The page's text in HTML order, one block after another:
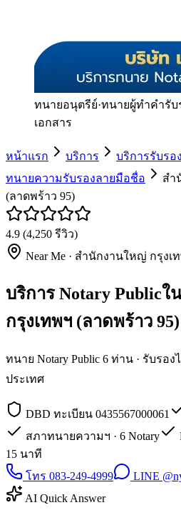
ทนายอนุตรีย์·ทนายผู้ทำคำรับ
เอกสาร
หน้าแรก บริการ
บริการรับรอ
ทนายความรับรองลายมือชื่อ
สำ
(ลาดพร้าว 95)
4.9 (4,250 รีวิว)
Near Me · สำนักงานใหญ่ กรุงเ
บริการ Notary Public
กรุงเทพฯ (ลาดพร้าว 95)
ทนาย Notary Public 6 ท่าน · รับรอ
ประเทศ
DBD ทะเบียน 0435567000061
สภาทนายความฯ · 6 Notary
15 นาที
โทร 083-249-4999
LINE
AI Quick Answer